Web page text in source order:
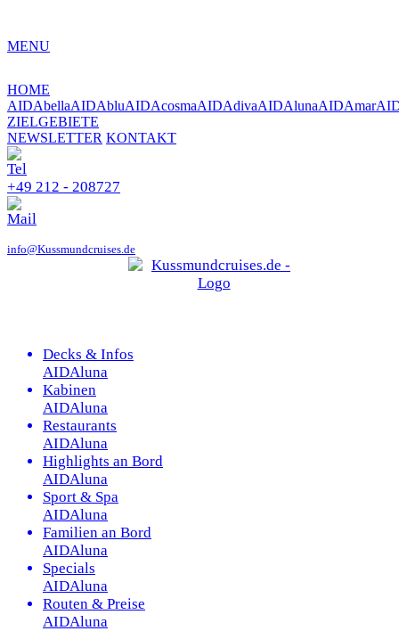
MENU
HOME
AIDAbellaAIDAbluAIDAcosmaAIDAdivaAIDAlunaAIDAmar
ZIELGEBIETE
NEWSLETTER KONTAKT
+49 212 - 208727
info@Kussmundcruises.de
Decks & Infos
AIDAluna
Kabinen
AIDAluna
Restaurants
AIDAluna
Highlights an Bord
AIDAluna
Sport & Spa
AIDAluna
Familien an Bord
AIDAluna
Specials
AIDAluna
Routen & Preise
AIDAluna